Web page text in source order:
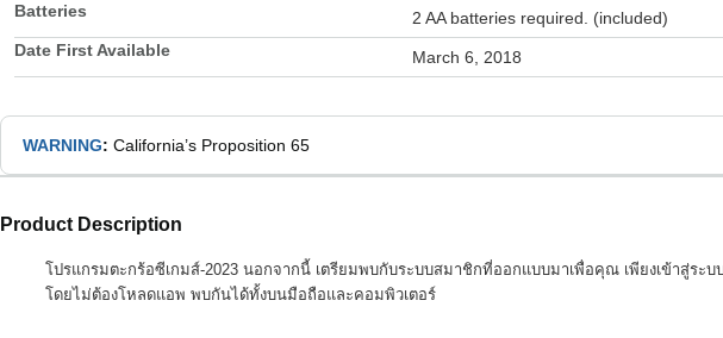
Batteries
2 AA batteries required. (included)
Date First Available
March 6, 2018
WARNING: California’s Proposition 65
Product Description
โปรแกรมตะกร้อซีเกมส์-2023 นอกจากนี้ เตรียมพบกับระบบสมาชิกที่ออกแบบมาเพื่อคุณ เพียงเข้าสู่ระ
โดยไม่ต้องโหลดแอพ พบกันได้ทั้งบนมือถือและคอมพิวเตอร์